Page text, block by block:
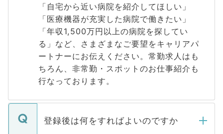
「自宅から近い病院を紹介してほしい」
「医療機器が充実した病院で働きたい」
「年収1,500万円以上の病院を探してい
る」など、さまざまなご要望をキャリアパ
ートナーにお伝えください。常勤求人はも
ちろん、非常勤・スポットのお仕事紹介も
行なっております。
登録後は何をすればよいのですか